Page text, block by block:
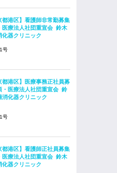
都港区】看護師非常勤募集
医療法人社団重宣会 鈴木
化器クリニック
号
都港区】医療事務正社員募
・医療法人社団重宣会 鈴
消化器クリニック
号
都港区】看護師正社員募集
医療法人社団重宣会 鈴木
化器クリニック